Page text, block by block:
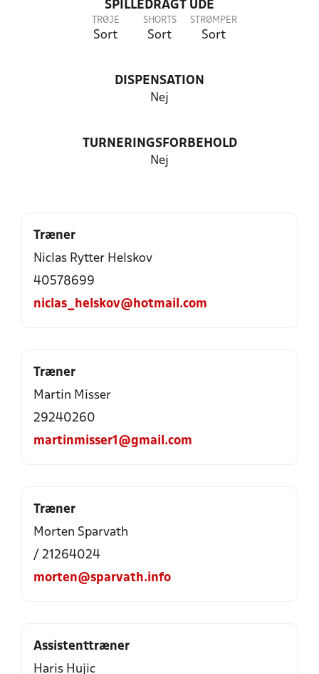
SPILLEDRAGT UDE
TRØJE
Sort
SHORTS
Sort
STRØMPER
Sort
DISPENSATION
Nej
TURNERINGSFORBEHOLD
Nej
Træner
Niclas Rytter Helskov
40578699
niclas_helskov@hotmail.com
Træner
Martin Misser
29240260
martinmisser1@gmail.com
Træner
Morten Sparvath
/ 21264024
morten@sparvath.info
Assistenttræner
Haris Hujic